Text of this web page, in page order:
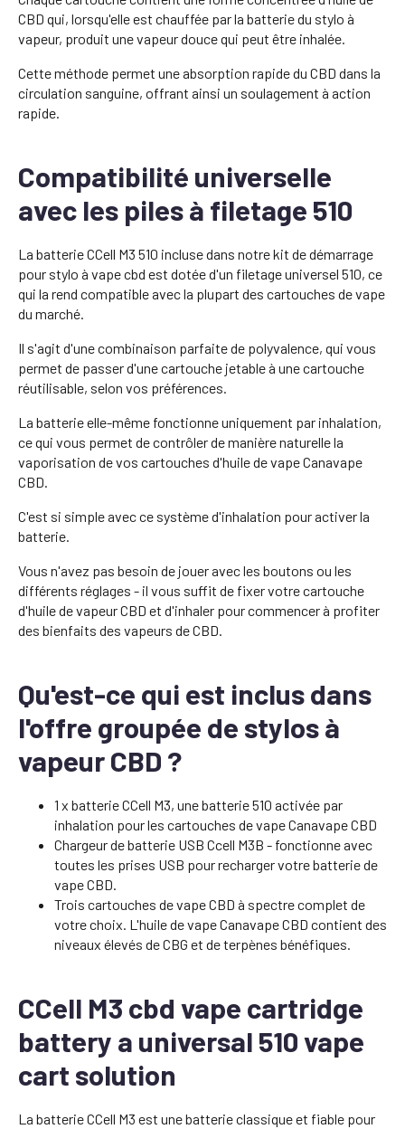
CBD qui, lorsqu'elle est chauffée par la batterie du stylo à
vapeur, produit une vapeur douce qui peut être inhalée.
Cette méthode permet une absorption rapide du CBD dans la
circulation sanguine, offrant ainsi un soulagement à action
rapide.
Compatibilité universelle
avec les piles à filetage 510
La batterie CCell M3 510 incluse dans notre kit de démarrage
pour stylo à vape cbd est dotée d'un filetage universel 510, ce
qui la rend compatible avec la plupart des cartouches de vape
du marché.
Il s'agit d'une combinaison parfaite de polyvalence, qui vous
permet de passer d'une cartouche jetable à une cartouche
réutilisable, selon vos préférences.
La batterie elle-même fonctionne uniquement par inhalation,
ce qui vous permet de contrôler de manière naturelle la
vaporisation de vos cartouches d'huile de vape Canavape
CBD.
C'est si simple avec ce système d'inhalation pour activer la
batterie.
Vous n'avez pas besoin de jouer avec les boutons ou les
différents réglages - il vous suffit de fixer votre cartouche
d'huile de vapeur CBD et d'inhaler pour commencer à profiter
des bienfaits des vapeurs de CBD.
Qu'est-ce qui est inclus dans
l'offre groupée de stylos à
vapeur CBD ?
1 x batterie CCell M3, une batterie 510 activée par
inhalation pour les cartouches de vape Canavape CBD
Chargeur de batterie USB Ccell M3B - fonctionne avec
toutes les prises USB pour recharger votre batterie de
vape CBD.
Trois cartouches de vape CBD à spectre complet de
votre choix. L'huile de vape Canavape CBD contient des
niveaux élevés de CBG et de terpènes bénéfiques.
CCell M3 cbd vape cartridge
battery a universal 510 vape
cart solution
La batterie CCell M3 est une batterie classique et fiable pour